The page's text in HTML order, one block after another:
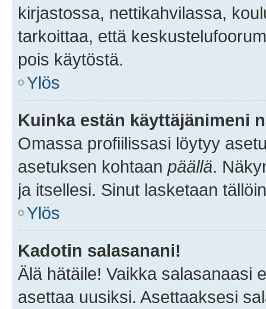
kirjastossa, nettikahvilassa,
tarkoittaa, että
pois käytöstä.
Ylös
Kuinka estän käyttäjänimeni
Omassa profiilissasi löytyy
asetuksen kohtaan päällä.
ja itsellesi. Sinut lasketaan
Ylös
Kadotin salasanani!
Älä hätäile! Vaikka salasanaasi
asettaa uusiksi. Asettaaksesi